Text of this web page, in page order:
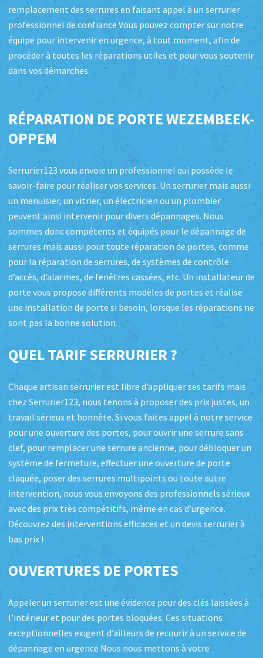
remplacement des serrures en faisant appel à un serrurier
professionnel de confiance Vous pouvez compter sur notre
équipe pour intervenir en urgence, à tout moment, afin de
procéder à toutes les réparations utiles et pour vous soutenir
dans vos démarches.
RÉPARATION DE PORTE WEZEMBEEK-
OPPEM
Serrurier123 vous envoie un professionnel qui possède le
savoir-faire pour réaliser vos services. Un serrurier mais aussi
un menuisier, un vitrier, un électricien ou un plombier
peuvent ainsi intervenir pour divers dépannages. Nous
sommes donc compétents et équipés pour le dépannage de
serrures mais aussi pour toute réparation de portes, comme
pour la réparation de serrures, de systèmes de contrôle
d’accès, d’alarmes, de fenêtres cassées, etc. Un installateur de
porte vous propose différents modèles de portes et réalise
une installation de porte si besoin, lorsque les réparations ne
sont pas la bonne solution.
QUEL TARIF SERRURIER ?
Chaque artisan serrurier est libre d’appliquer ses tarifs mais
chez Serrurier123, nous tenons à proposer des prix justes, un
travail sérieux et honnête. Si vous faites appel à notre service
pour une ouverture des portes, pour ouvrir une serrure sans
clef, pour remplacer une serrure ancienne, pour débloquer un
système de fermeture, effectuer une ouverture de porte
claquée, poser des serrures multipoints ou toute autre
intervention, nous vous envoyons des professionnels sérieux
avec des prix très compétitifs, même en cas d’urgence.
Découvrez des interventions efficaces et un devis serrurier à
bas prix !
OUVERTURES DE PORTES
Appeler un serrurier est une évidence pour des clés laissées à
l’intérieur et pour des portes bloquées. Ces situations
exceptionnelles exigent d’ailleurs de recourir à un service de
dépannage en urgence Nous nous mettons à votre